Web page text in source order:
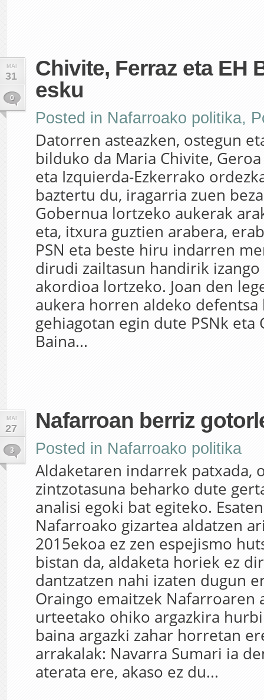
MAI
31
0
Chivite, Ferraz eta EH
esku
Posted in Nafarroako politika,
Datorren asteazken, ostegun
bilduko da Maria Chivite,
eta Izquierda-Ezkerrako
baztertu du, iragarria zuen
Gobernua lortzeko aukerak
eta, itxura guztien arabera,
PSN eta beste hiru indarren
dirudi zailtasun handirik
akordioa lortzeko. Joan den
aukera horren aldeko
gehiagotan egin dute PSNk eta
Baina...
MAI
27
3
Nafarroan berriz
Posted in Nafarroako politika
Aldaketaren indarrek patxada,
zintzotasuna beharko dute
analisi egoki bat egiteko.
Nafarroako gizartea aldatzen
2015ekoa ez zen espejismo
bistan da, aldaketa horiek ez
dantzatzen nahi izaten dugun
Oraingo emaitzek Nafarroaren
urteetako ohiko argazkira
baina argazki zahar horretan
arrakalak: Navarra Sumari ia
aterata ere, akaso ez du...